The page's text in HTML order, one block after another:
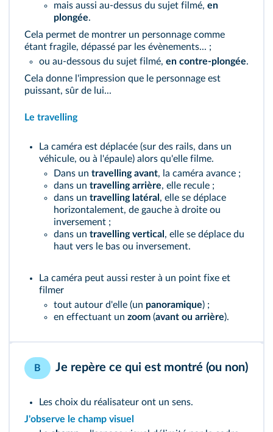
mais aussi au-dessus du sujet filmé, en
plongée.
Cela permet de montrer un personnage comme
étant fragile, dépassé par les évènements... ;
ou au-dessous du sujet filmé, en contre-plongée.
Cela donne l'impression que le personnage est
puissant, sûr de lui...
Le travelling
La caméra est déplacée (sur des rails, dans un
véhicule, ou à l'épaule) alors qu'elle filme.
Dans un travelling avant, la caméra avance ;
dans un travelling arrière, elle recule ;
dans un travelling latéral , elle se déplace
horizontalement, de gauche à droite ou
inversement ;
dans un travelling vertical , elle se déplace du
haut vers le bas ou inversement.
La caméra peut aussi rester à un point fixe et
filmer
tout autour d'elle (un panoramique) ;
en effectuant un zoom (avant ou arrière).
B Je repère ce qui est montré (ou non)
Les choix du réalisateur ont un sens.
J'observe le champ visuel